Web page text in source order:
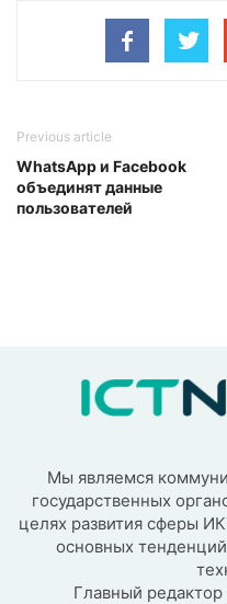
Previous article
WhatsApp и Facebook
объединят данные
пользователей
Мы являемся
государственных
целях развития сферы
основных
Главный